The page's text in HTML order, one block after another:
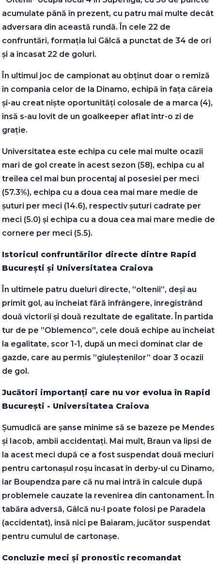
acumulate până în prezent, cu patru mai multe decât
adversara din această rundă. În cele 22 de
confruntări, formația lui Gâlcă a punctat de 34 de ori
și a încasat 22 de goluri.
În ultimul joc de campionat au obținut doar o remiză
în compania celor de la Dinamo, echipă în fața căreia
și-au creat niște oportunități colosale de a marca (4),
însă s-au lovit de un goalkeeper aflat într-o zi de
grație.
Universitatea este echipa cu cele mai multe ocazii
mari de gol create în acest sezon (58), echipa cu al
treilea cel mai bun procentaj al posesiei per meci
(57.3%), echipa cu a doua cea mai mare medie de
șuturi per meci (14.6), respectiv șuturi cadrate per
meci (5.0) și echipa cu a doua cea mai mare medie de
cornere per meci (5.5).
Istoricul confruntărilor directe dintre Rapid
București și Universitatea Craiova
În ultimele patru dueluri directe, ”oltenii”, deși au
primit gol, au încheiat fără înfrângere, înregistrând
două victorii și două rezultate de egalitate. În partida
tur de pe ”Oblemenco”, cele două echipe au încheiat
la egalitate, scor 1-1, după un meci dominat clar de
gazde, care au permis ”giuleștenilor” doar 3 ocazii
de gol.
Jucători importanți care nu vor evolua în Rapid
București - Universitatea Craiova
Șumudică are șanse minime să se bazeze pe Mendes
și Iacob, ambii accidentați. Mai mult, Braun va lipsi de
la acest meci după ce a fost suspendat două meciuri
pentru cartonașul roșu încasat în derby-ul cu Dinamo,
iar Boupendza pare că nu mai intră în calcule după
problemele cauzate la revenirea din cantonament. În
tabăra adversă, Gâlcă nu-l poate folosi pe Paradela
(accidentat), însă nici pe Baiaram, jucător suspendat
pentru cumulul de cartonașe.
Concluzie meci și pronostic recomandat